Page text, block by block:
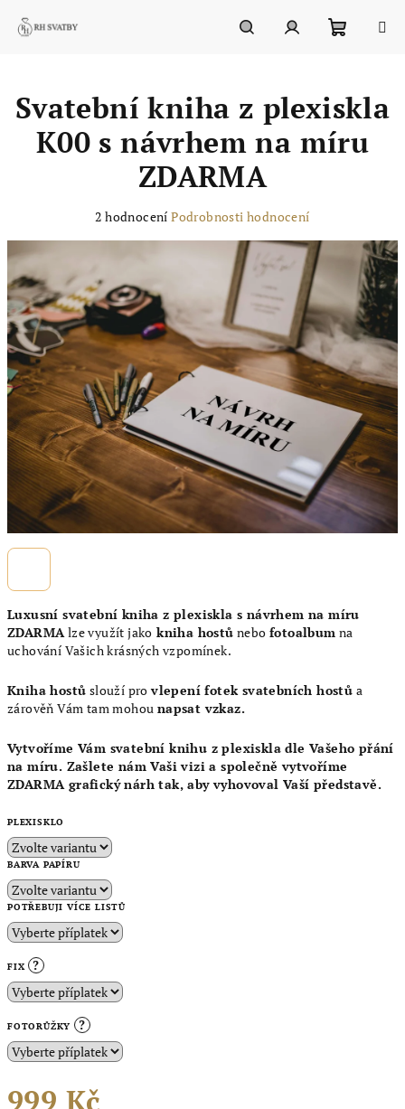
košík
Luxusní svatební kniha z plexiskla s návrhem na míru
ZDARMAlze využít jako kniha hostů nebofotoalbum na
uchování Vašich krásných vzpomínek.
Kniha hostů slouží provlepení fotek svatebních hostů a
zárověň Vám tam mohou napsat vzkaz.
Vytvoříme Vám svatební knihu z plexiskla dle Vašeho přání
na míru. Zašlete nám Vaši vizi a společně vytvoříme
ZDARMA grafický nárh tak, aby vyhovoval Vaší představě.
PLEXISKLO
BARVA PAPÍRU
POTŘEBUJI VÍCE LISTŮ
FIX ?
FOTORŮŽKY ?
999 Kč
Svatební kniha z plexiskla
K00 s návrhem na míru
ZDARMA
produktu
5,0
z
5
hvězdiček.
2 hodnocení Podrobnosti hodnocení